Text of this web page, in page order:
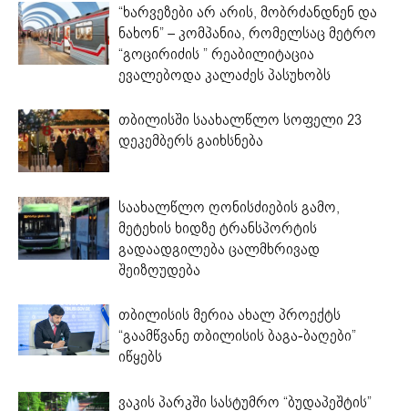
“ხარვეზები არ არის, მობრძანდნენ და
ნახონ” – კომპანია, რომელსაც მეტრო
“გოცირიძის ” რეაბილიტაცია
ევალებოდა კალაძეს პასუხობს
თბილისში საახალწლო სოფელი 23
დეკემბერს გაიხსნება
საახალწლო ღონისძიების გამო,
მეტეხის ხიდზე ტრანსპორტის
გადაადგილება ცალმხრივად
შეიზღუდება
თბილისის მერია ახალ პროექტს
“გაამწვანე თბილისის ბაგა-ბაღები”
იწყებს
ვაკის პარკში სასტუმრო “ბუდაპეშტის”